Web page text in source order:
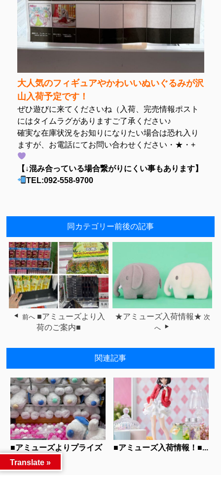
大人気のフィギュアやかわいいぬいぐるみが沢
山入荷予定です！
ぜひ遊びに来てくださいね（入荷、完売情報ポスト
にはタイムラグがありますご了承ください♪
確実な在庫状況をお知りになりたい場合は恐れ入り
ますが、お電話にてお問い合わせください・★・+
【↓混み合っている場合繋がりにくい事もあります】
TEL:092-558-9700
同カテゴリー前後の記事
前へ ■アミューズより入
荷のご案内■
★アミューズ入荷情報★ 次
へ
関連記事
■アミューズよりプライズ
のご案内！■...
■アミューズ入荷情報！■...
Translate »